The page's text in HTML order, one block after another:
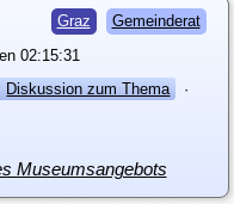
Graz Gemeinderat
02:15:31
Diskussion zum Thema
·
Museumsangebots